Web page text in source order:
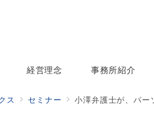
経営理念 事務所紹介
ス セミナー 小澤弁護士が、パー